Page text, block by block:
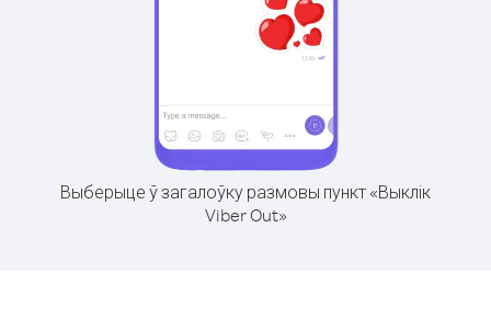
Выберыце ў загалоўку размовы пункт «Выклік
Viber Out»